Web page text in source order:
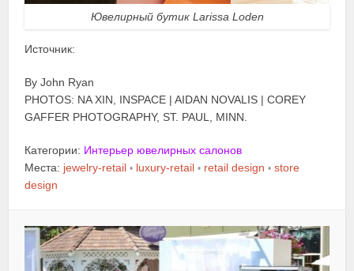
Ювелирный бутик Larissa Loden
Источник:
By John Ryan
PHOTOS: NA XIN, INSPACE | AIDAN NOVALIS | COREY
GAFFER PHOTOGRAPHY, ST. PAUL, MINN.
Категории: Интерьер ювелирных салонов
Места: jewelry-retail • luxury-retail • retail design • store
design